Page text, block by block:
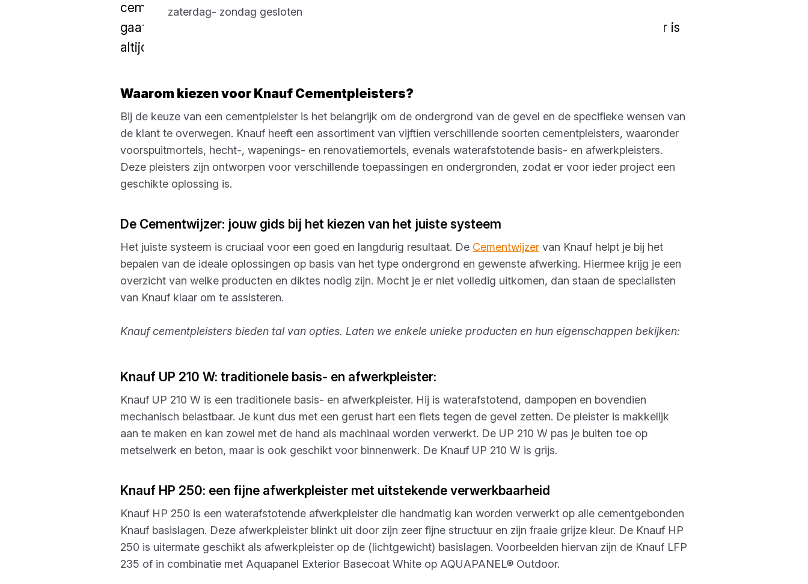
cementgebonden pleisters, altijd geschikt voor diverse systemen en ondergronden. Of het nu
gaat om het renoveren van ongeïsoleerde gevels of het afwerken van Knauf AQUAPANEL®, er is
altijd een passende oplossing in het Knauf assortiment te vinden.
Waarom kiezen voor Knauf Cementpleisters?
Bij de keuze van een cementpleister is het belangrijk om de ondergrond van de gevel en de specifieke wensen van
de klant te overwegen. Knauf heeft een assortiment van vijftien verschillende soorten cementpleisters, waaronder
voorspuitmortels, hecht-, wapenings- en renovatiemortels, evenals waterafstotende basis- en afwerkpleisters.
Deze pleisters zijn ontworpen voor verschillende toepassingen en ondergronden, zodat er voor ieder project een
geschikte oplossing is.
De Cementwijzer: jouw gids bij het kiezen van het juiste systeem
Het juiste systeem is cruciaal voor een goed en langdurig resultaat. De Cementwijzer van Knauf helpt je bij het
bepalen van de ideale oplossingen op basis van het type ondergrond en gewenste afwerking. Hiermee krijg je een
overzicht van welke producten en diktes nodig zijn. Mocht je er niet volledig uitkomen, dan staan de specialisten
van Knauf klaar om te assisteren.
Knauf cementpleisters bieden tal van opties. Laten we enkele unieke producten en hun eigenschappen bekijken:
Knauf UP 210 W: traditionele basis- en afwerkpleister:
Knauf UP 210 W is een traditionele basis- en afwerkpleister. Hij is waterafstotend, dampopen en bovendien
mechanisch belastbaar. Je kunt dus met een gerust hart een fiets tegen de gevel zetten. De pleister is makkelijk
aan te maken en kan zowel met de hand als machinaal worden verwerkt. De UP 210 W pas je buiten toe op
metselwerk en beton, maar is ook geschikt voor binnenwerk. De Knauf UP 210 W is grijs.
Knauf HP 250: een fijne afwerkpleister met uitstekende verwerkbaarheid
Knauf HP 250 is een waterafstotende afwerkpleister die handmatig kan worden verwerkt op alle cementgebonden
Knauf basislagen. Deze afwerkpleister blinkt uit door zijn zeer fijne structuur en zijn fraaie grijze kleur. De Knauf HP
250 is uitermate geschikt als afwerkpleister op de (lichtgewicht) basislagen. Voorbeelden hiervan zijn de Knauf LFP
235 of in combinatie met Aquapanel Exterior Basecoat White op AQUAPANEL® Outdoor.
zaterdag- zondag gesloten